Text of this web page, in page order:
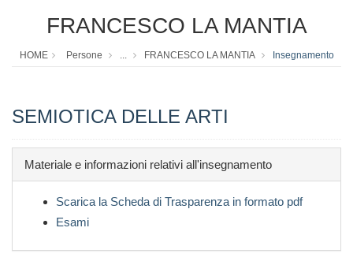
FRANCESCO LA MANTIA
HOME Persone ... FRANCESCO LA MANTIA Insegnamento
SEMIOTICA DELLE ARTI
Materiale e informazioni relativi all'insegnamento
Scarica la Scheda di Trasparenza in formato pdf
Esami